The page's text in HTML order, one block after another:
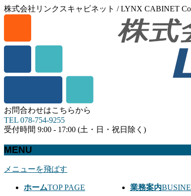
株式会社リンクスキャビネット / LYNX CABINET
お問合わせはこちらから
TEL 078-754-9255
受付時間 9:00 - 17:00 (土・日・祝日除く)
MENU
メニューを飛ばす
ホームTOP PAGE 業務案内